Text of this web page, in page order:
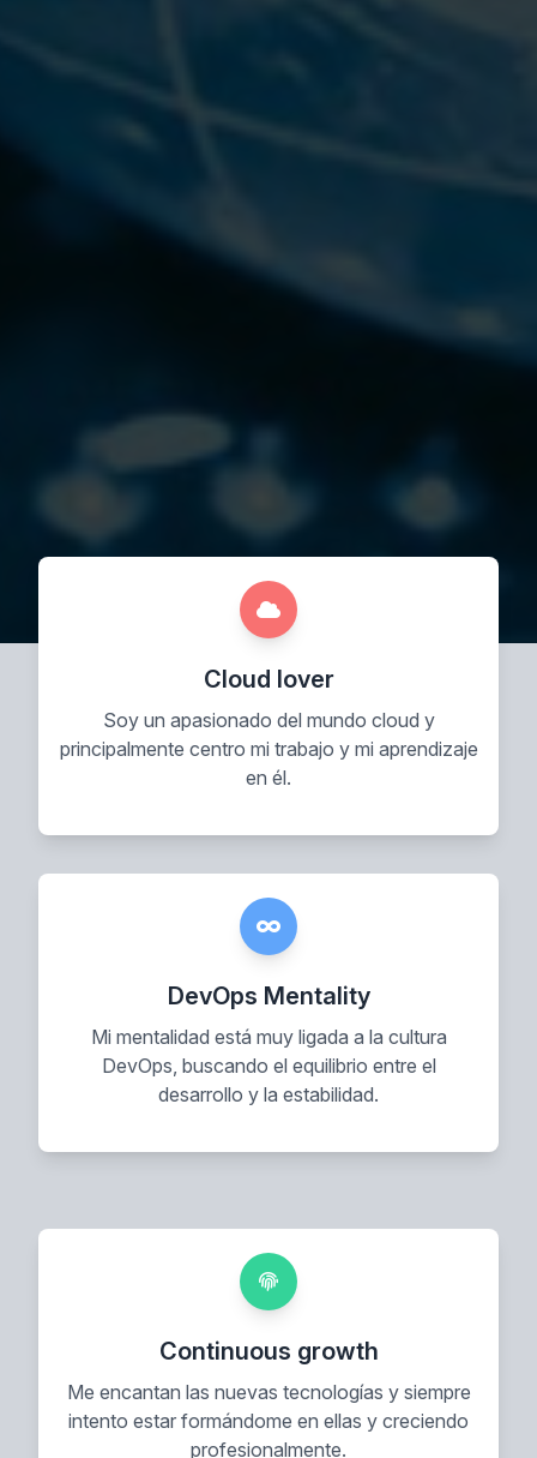
Cloud lover
Soy un apasionado del mundo cloud y
principalmente centro mi trabajo y mi aprendizaje
en él.
DevOps Mentality
Mi mentalidad está muy ligada a la cultura
DevOps, buscando el equilibrio entre el
desarrollo y la estabilidad.
Continuous growth
Me encantan las nuevas tecnologías y siempre
intento estar formándome en ellas y creciendo
profesionalmente.